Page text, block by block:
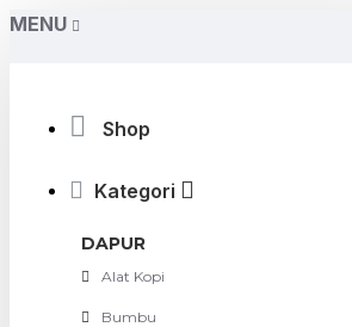
MENU
Shop
Kategori
DAPUR
Alat Kopi
Bumbu